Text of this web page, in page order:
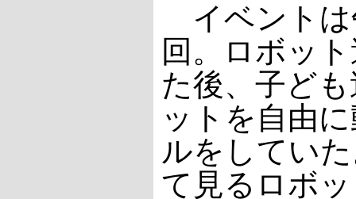
イベントは
回。ロボッ
た後、子ど
ットを自由
ルをしてい
て見るロボ